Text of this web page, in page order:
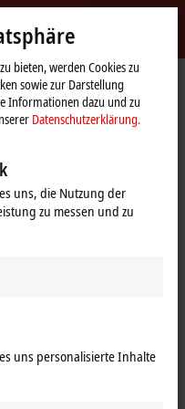
myBeckhoff
das Video und passen die
wird externer Inhalt von
dazu bitte unsere
bieten, werden Cookies zu
sowie zur Darstellung
Informationen dazu und zu
Datenschutzerklärung.
uns, die Nutzung der
zu messen und zu
uns personalisierte Inhalte